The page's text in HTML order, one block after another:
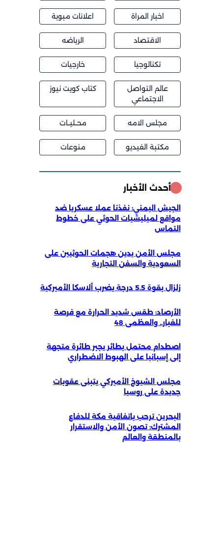
اخبار المراة اعلانات مبوبة
الاقتصاد الرياضه
تكنالوجيا خارجيات
عالم التواصل
الاجتماعي
كتاب كويت نيوز
مجلس الامه محــليــات
مكتبة الفيديو منوعات
أحدث الأخبار
الجيش اليمني: نفذنا عملا عسكريا ضد
مواقع لميليشيات الحوثي على خطوط
التماس
مجلس الأمن يدين هجمات الحوثيين على
السعودية والسفن التجارية
زلزال بقوة 5.5 درجة يضرب ألاسكا الأميركية
الأرصاد: طقس شديد الحرارة مع فرصة
للغبار.. والعظمى 48
اصطدام محتمل بطائر يجبر طائرة متجهة
إلى إسبانيا على الهبوط الاضطراري
مجلس الشيوخ الأميركي يتبنى عقوبات
جديدة على روسيا
البحرين ترحب باتفاقية مكة للدفاع
المشترك: تصون الأمن والاستقرار
بالمنطقة والعالم